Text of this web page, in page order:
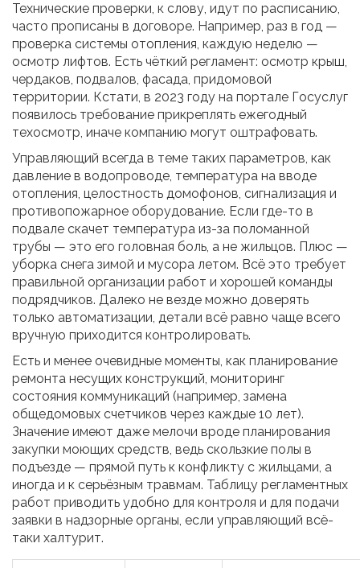
Технические проверки, к слову, идут по расписанию,
часто прописаны в договоре. Например, раз в год —
проверка системы отопления, каждую неделю —
осмотр лифтов. Есть чёткий регламент: осмотр крыш,
чердаков, подвалов, фасада, придомовой
территории. Кстати, в 2023 году на портале Госуслуг
появилось требование прикреплять ежегодный
техосмотр, иначе компанию могут оштрафовать.
Управляющий всегда в теме таких параметров, как
давление в водопроводе, температура на вводе
отопления, целостность домофонов, сигнализация и
противопожарное оборудование. Если где-то в
подвале скачет температура из-за поломанной
трубы — это его головная боль, а не жильцов. Плюс —
уборка снега зимой и мусора летом. Всё это требует
правильной организации работ и хорошей команды
подрядчиков. Далеко не везде можно доверять
только автоматизации, детали всё равно чаще всего
вручную приходится контролировать.
Есть и менее очевидные моменты, как планирование
ремонта несущих конструкций, мониторинг
состояния коммуникаций (например, замена
общедомовых счетчиков через каждые 10 лет).
Значение имеют даже мелочи вроде планирования
закупки моющих средств, ведь скользкие полы в
подъезде — прямой путь к конфликту с жильцами, а
иногда и к серьёзным травмам. Таблицу регламентных
работ приводить удобно для контроля и для подачи
заявки в надзорные органы, если управляющий всё-
таки халтурит.